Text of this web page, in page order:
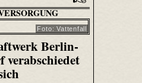
Foto: Vattenfall
Berlin-
verabschiedet